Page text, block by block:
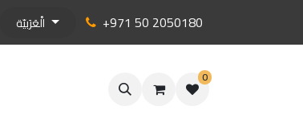
الْعَرَبيّة +971 50 2050180
0